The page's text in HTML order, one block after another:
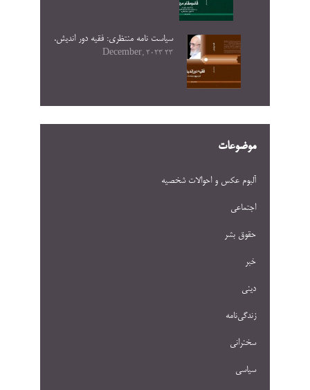
سیاست نامه منتظری: فقیه دور اندیش.
23 December, 2023
موضوعات
آلبوم عکس و احوالات شخصيه
اجتماعی
حقوق بشر
خبر
دینی
زندگی‌نامه
سخنرانی
سیاسی